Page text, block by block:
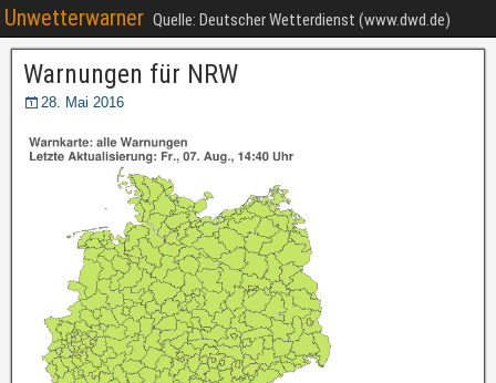
Unwetterwarner Quelle: Deutscher Wetterdienst (www.dwd.de)
Warnungen für NRW
28. Mai 2016